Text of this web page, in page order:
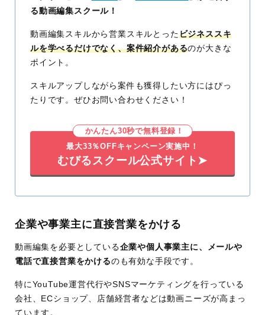
る動画編集スクール！
動画編集スキルから営業スキルとったビジネススキ
ルを学べるだけでなく、案件紹介があるのが大きな
ポイント。
スキルアップしながら案件も獲得したい方にはぴっ
たりです。ぜひお問い合わせください！
かんたん30秒で無料登録！
最大33％OFFキャンペーン実施中！
むびるスクール公式サイト➤
企業や事業主に直接営業をかける
動画編集を必要としている企業や個人事業主に、メールや
電話で直接営業をかけるのも有効な手段です。
特にYouTube運営代行やSNSマーケティングを行っている
会社、ECショップ、店舗経営者などは動画ニーズが高まっ
ています。